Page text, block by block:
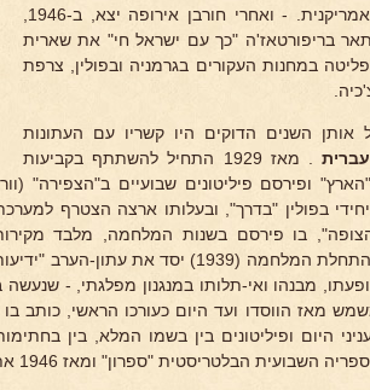
בריפורטאז'ה "כך עם ישראל חי" את שארית
במחנות העקורים בגרמניה ובפולין, צרפת
אותן השנים הדוקים היו קשריו עם העתונות
. מאז 1929 התחיל להשתתף בקביעות
ופירסם פיליטונים שבועיים ב"הצפירה"
בו פירסם בשנות המלחמה, מלבד
בהתחלת המלחמה (1939) יסד את
מבנהו ואי-תלותו במנגנון מפלגתי, -
מאז הווסדו ועד היום כעורכו הראשי, כותב
השבועית הבלטריסטית "ספרון" ומאז 1946 את הרבעון הספרותי "קציר".